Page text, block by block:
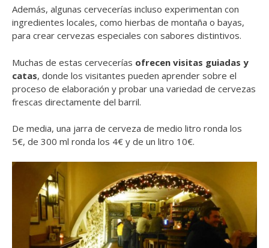
Además, algunas cervecerías incluso experimentan con
ingredientes locales, como hierbas de montaña o bayas,
para crear cervezas especiales con sabores distintivos.
Muchas de estas cervecerías ofrecen visitas guiadas y
catas, donde los visitantes pueden aprender sobre el
proceso de elaboración y probar una variedad de cervezas
frescas directamente del barril.
De media, una jarra de cerveza de medio litro ronda los
5€, de 300 ml ronda los 4€ y de un litro 10€.